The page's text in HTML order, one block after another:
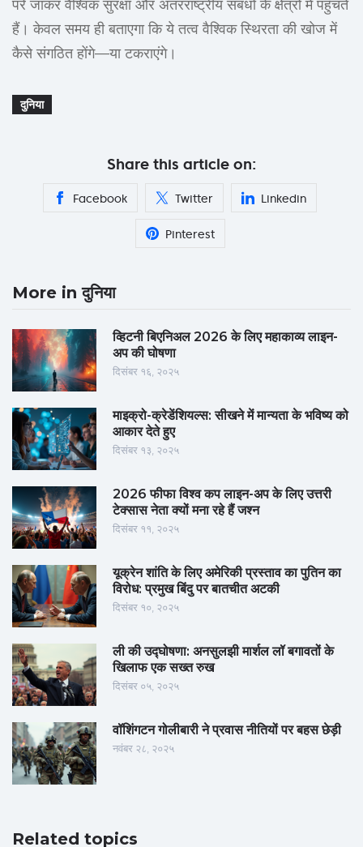
परे जाकर वैश्विक सुरक्षा और अंतरराष्ट्रीय संबंधों के क्षेत्रों में पहुँचते
हैं। केवल समय ही बताएगा कि ये तत्व वैश्विक स्थिरता की खोज में
कैसे संगठित होंगे—या टकराएंगे।
दुनिया
Share this article on:
Facebook Twitter Linkedin
Pinterest
More in दुनिया
व्हिटनी बिएनिअल 2026 के लिए महाकाव्य लाइन-
अप की घोषणा
दिसंबर १६, २०२५
माइक्रो-क्रेडेंशियल्स: सीखने में मान्यता के भविष्य को
आकार देते हुए
दिसंबर १३, २०२५
2026 फीफा विश्व कप लाइन-अप के लिए उत्तरी
टेक्सास नेता क्यों मना रहे हैं जश्न
दिसंबर ११, २०२५
यूक्रेन शांति के लिए अमेरिकी प्रस्ताव का पुतिन का
विरोध: प्रमुख बिंदु पर बातचीत अटकी
दिसंबर १०, २०२५
ली की उद्घोषणा: अनसुलझी मार्शल लॉ बगावतों के
खिलाफ एक सख्त रुख
दिसंबर ०५, २०२५
वॉशिंगटन गोलीबारी ने प्रवास नीतियों पर बहस छेड़ी
नवंबर २८, २०२५
Related topics